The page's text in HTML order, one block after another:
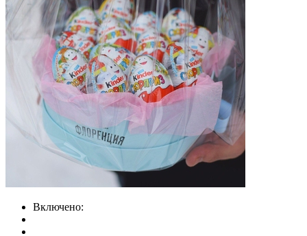
Включено: